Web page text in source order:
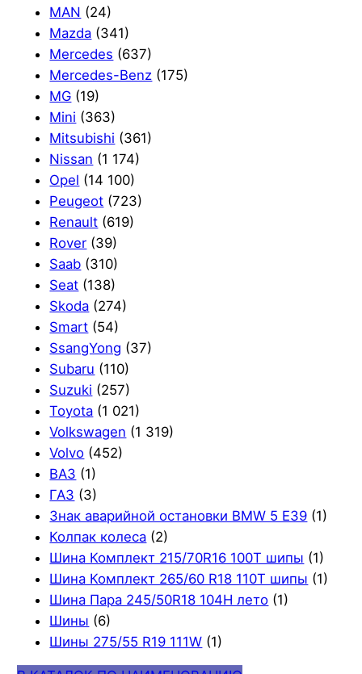
MAN (24)
Mazda (341)
Mercedes (637)
Mercedes-Benz (175)
MG (19)
Mini (363)
Mitsubishi (361)
Nissan (1 174)
Opel (14 100)
Peugeot (723)
Renault (619)
Rover (39)
Saab (310)
Seat (138)
Skoda (274)
Smart (54)
SsangYong (37)
Subaru (110)
Suzuki (257)
Toyota (1 021)
Volkswagen (1 319)
Volvo (452)
ВАЗ (1)
ГАЗ (3)
Знак аварийной остановки BMW 5 E39 (1)
Колпак колеса (2)
Шина Комплект 215/70R16 100T шипы (1)
Шина Комплект 265/60 R18 110T шипы (1)
Шина Пара 245/50R18 104H лето (1)
Шины (6)
Шины 275/55 R19 111W (1)